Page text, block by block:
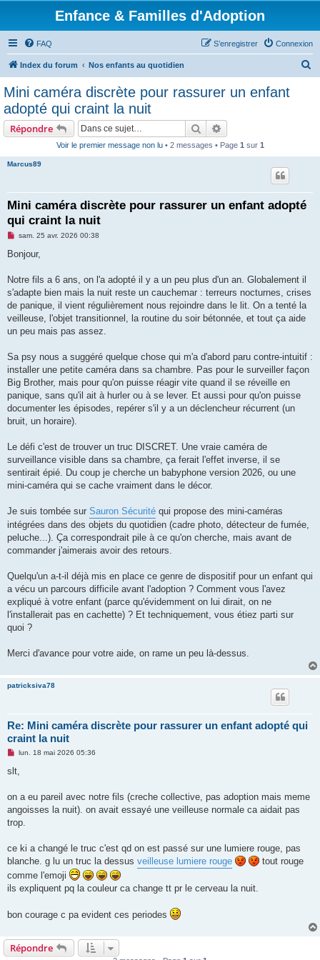
Enfance & Familles d'Adoption
FAQ Connexion
S’enregistrer
Index du forum Nos enfants au quotidien
Mini caméra discrète pour rassurer un enfant
adopté qui craint la nuit
Répondre Rechercher
Voir le premier message non lu• 2 messages • Page 1 sur 1
Marcus89
Mini caméra discrète pour rassurer un enfant adopté
qui craint la nuit
M
s
g
n
o
l
u
sam. 25 avr. 2026 00:38
Bonjour,
Notre fils a 6 ans, on l'a adopté il y a un peu plus d'un an. Globalement il
s'adapte bien mais la nuit reste un cauchemar : terreurs nocturnes, crises
de panique, il vient régulièrement nous rejoindre dans le lit. On a tenté la
veilleuse, l'objet transitionnel, la routine du soir bétonnée, et tout ça aide
un peu mais pas assez.
Sa psy nous a suggéré quelque chose qui m'a d'abord paru contre-intuitif :
installer une petite caméra dans sa chambre. Pas pour le surveiller façon
Big Brother, mais pour qu'on puisse réagir vite quand il se réveille en
panique, sans qu'il ait à hurler ou à se lever. Et aussi pour qu'on puisse
documenter les épisodes, repérer s'il y a un déclencheur récurrent (un
bruit, un horaire).
Le défi c'est de trouver un truc DISCRET. Une vraie caméra de
surveillance visible dans sa chambre, ça ferait l'effet inverse, il se
sentirait épié. Du coup je cherche un babyphone version 2026, ou une
mini-caméra qui se cache vraiment dans le décor.
Je suis tombée sur Sauron Sécurité qui propose des mini-caméras
intégrées dans des objets du quotidien (cadre photo, détecteur de fumée,
peluche...). Ça correspondrait pile à ce qu'on cherche, mais avant de
commander j'aimerais avoir des retours.
Quelqu'un a-t-il déjà mis en place ce genre de dispositif pour un enfant qui
a vécu un parcours difficile avant l'adoption ? Comment vous l'avez
expliqué à votre enfant (parce qu'évidemment on lui dirait, on ne
l'installerait pas en cachette) ? Et techniquement, vous étiez parti sur
quoi ?
Merci d'avance pour votre aide, on rame un peu là-dessus.
patricksiva78
Re: Mini caméra discrète pour rassurer un enfant adopté qui
craint la nuit
M
s
s
g
n
o
n
u
lun. 18 mai 2026 05:36
slt,
on a eu pareil avec notre fils (creche collective, pas adoption mais meme
angoisses la nuit). on avait essayé une veilleuse normale ca aidait pas
trop.
ce ki a changé le truc c'est qd on est passé sur une lumiere rouge, pas
blanche. g lu un truc la dessus veilleuse lumiere rouge
tout rouge
comme l'emoji
ils expliquent pq la couleur ca change tt pr le cerveau la nuit.
bon courage c pa evident ces periodes
Répondre